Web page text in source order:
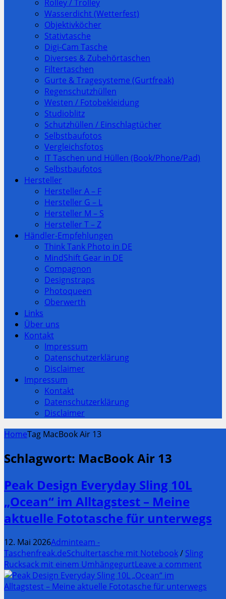
Rolley / Trolley
Wasserdicht (Wetterfest)
Objektivköcher
Stativtasche
Digi-Cam Tasche
Diverses & Zubehörtaschen
Filtertaschen
Gurte & Tragesysteme (Gurtfreak)
Regenschutzhüllen
Westen / Fotobekleidung
Studioblitz
Schutzhüllen / Einschlagtücher
Selbstbaufotos
Vergleichsfotos
IT Taschen und Hüllen (Book/Phone/Pad)
Selbstbaufotos
Hersteller
Hersteller A – F
Hersteller G – L
Hersteller M – S
Hersteller T – Z
Händler-Empfehlungen
Think Tank Photo in DE
MindShift Gear in DE
Compagnon
Designstraps
Photoqueen
Oberwerth
Links
Über uns
Kontakt
Impressum
Datenschutzerklärung
Disclaimer
Impressum
Kontakt
Datenschutzerklärung
Disclaimer
HomeTag MacBook Air 13
Schlagwort: MacBook Air 13
Peak Design Everyday Sling 10L
„Ocean“ im Alltagstest – Meine
aktuelle Fototasche für unterwegs
12. Mai 2026Adminteam -
Taschenfreak.deSchultertasche mit Notebook/ Sling
Rucksack mit einem UmhängegurtLeave a comment